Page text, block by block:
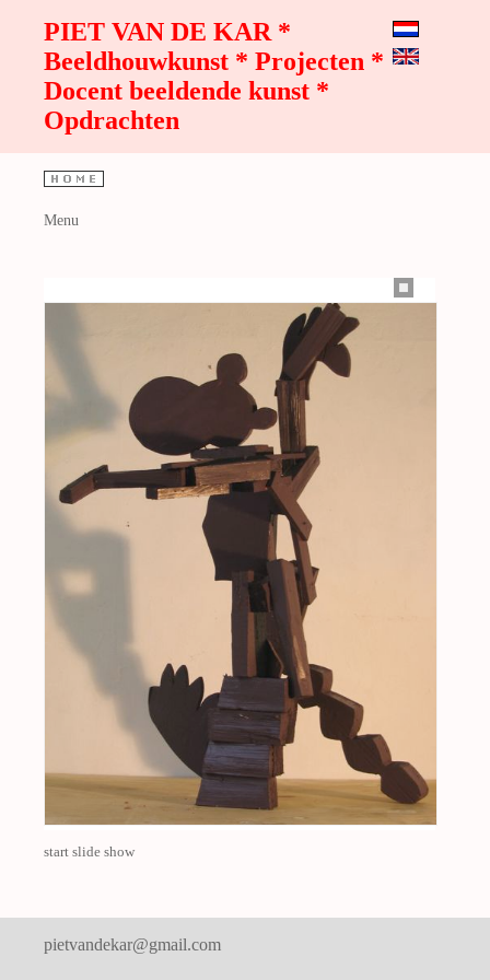
PIET VAN DE KAR *
Beeldhouwkunst * Projecten *
Docent beeldende kunst *
Opdrachten
Menu
start slide show
pietvandekar@gmail.com